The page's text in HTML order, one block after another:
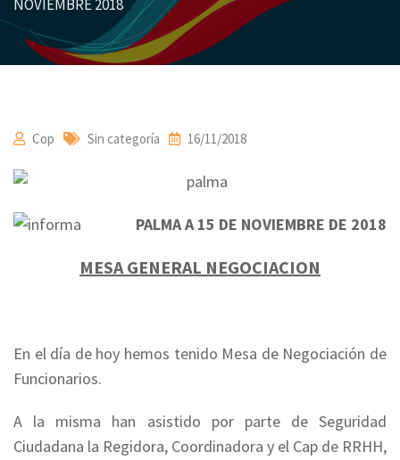
NOVIEMBRE 2018
Cop Sin categoría 16/11/2018
PALMA A 15 DE NOVIEMBRE DE 2018
MESA GENERAL NEGOCIACION
En el día de hoy hemos tenido Mesa de Negociación de
Funcionarios.
A la misma han asistido por parte de Seguridad
Ciudadana la Regidora, Coordinadora y el Cap de RRHH,